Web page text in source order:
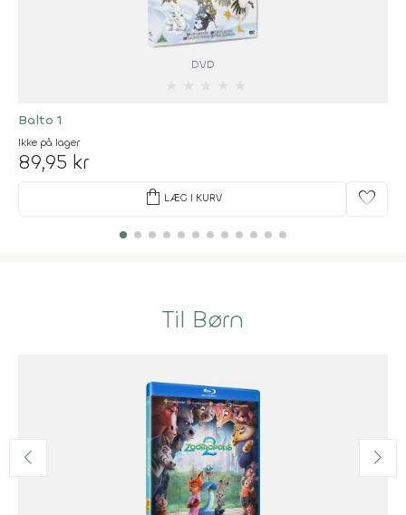
DVD
Balto 1
Ikke på lager
89,95 kr
shopping_bag LÆG I KURV favorite
Til Børn